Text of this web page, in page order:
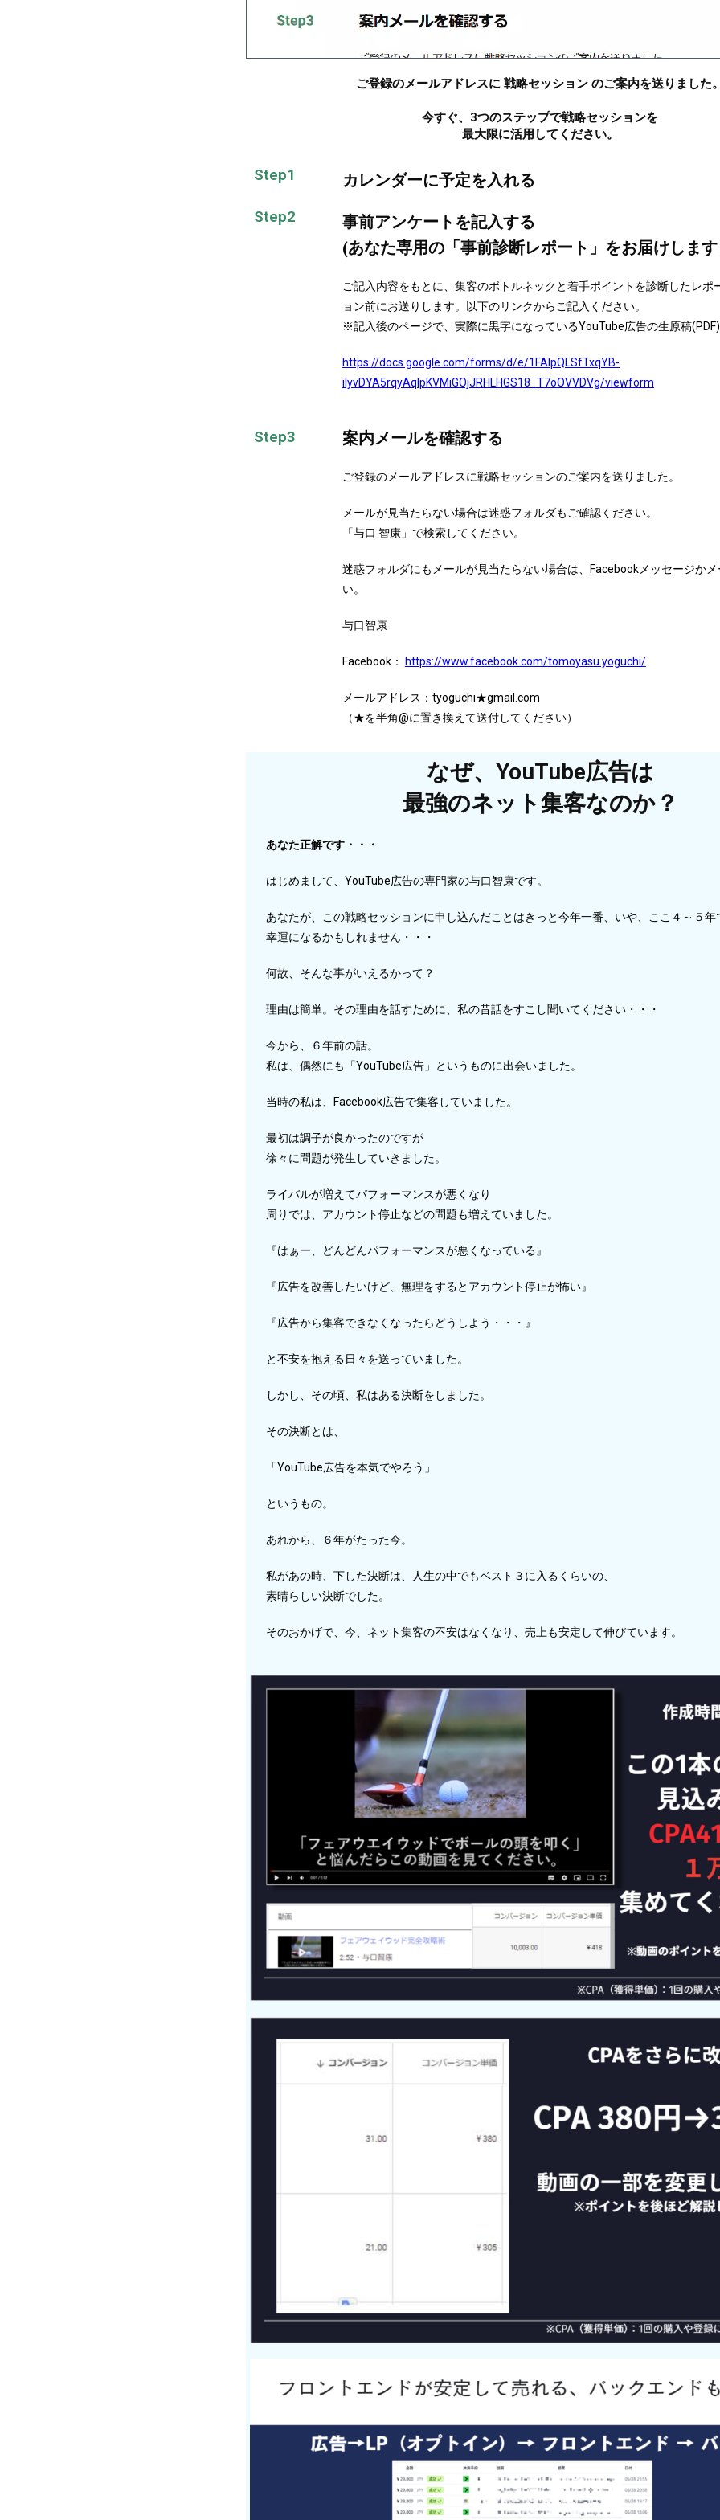
ご登録のメールアドレスに 戦略セッション のご案内を送りました。
今すぐ、3つのステップで戦略セッションを
最大限に活用してください。
Step1 カレンダーに予定を入れる
Step2
事前アンケートを記入する
(あなた専用の「事前診断レポート」をお届けします
ご記入内容をもとに、集客のボトルネックと着手ポイントを診断したレポ
ョン前にお送りします。以下のリンクからご記入ください。
※記入後のページで、実際に黒字になっているYouTube広告の生原稿
https://docs.google.com/forms/d/e/1FAIpQLSfTxqYB-
ilyvDYA5rqyAqlpKVMiGOjJRHLHGS18_T7oOVVDVg/viewform
Step3 案内メールを確認する
ご登録のメールアドレスに戦略セッションのご案内を送りました。
メールが見当たらない場合は迷惑フォルダもご確認ください。
「与口 智康」で検索してください。
迷惑フォルダにもメールが見当たらない場合は、Facebookメッセージか
い。
与口智康
Facebook： https://www.facebook.com/tomoyasu.yoguchi/
メールアドレス：tyoguchi★gmail.com
（★を半角@に置き換えて送付してください）
なぜ、YouTube広告は
最強のネット集客なのか？
あなた正解です・・・
はじめまして、YouTube広告の専門家の与口智康です。
あなたが、この戦略セッションに申し込んだことはきっと今年一番、いや、ここ４～５
幸運になるかもしれません・・・
何故、そんな事がいえるかって？
理由は簡単。その理由を話すために、私の昔話をすこし聞いてください・・・
今から、６年前の話。
私は、偶然にも「YouTube広告」というものに出会いました。
当時の私は、Facebook広告で集客していました。
最初は調子が良かったのですが
徐々に問題が発生していきました。
ライバルが増えてパフォーマンスが悪くなり
周りでは、アカウント停止などの問題も増えていました。
『はぁー、どんどんパフォーマンスが悪くなっている』
『広告を改善したいけど、無理をするとアカウント停止が怖い』
『広告から集客できなくなったらどうしよう・・・』
と不安を抱える日々を送っていました。
しかし、その頃、私はある決断をしました。
その決断とは、
「YouTube広告を本気でやろう」
というもの。
あれから、６年がたった今。
私があの時、下した決断は、人生の中でもベスト３に入るくらいの、
素晴らしい決断でした。
そのおかげで、今、ネット集客の不安はなくなり、売上も安定して伸びています。